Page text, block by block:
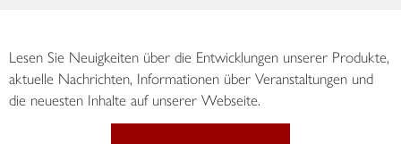
Lesen Sie Neuigkeiten über die Entwicklungen unserer Produkte,
aktuelle Nachrichten, Informationen über Veranstaltungen und
die neuesten Inhalte auf unserer Webseite.